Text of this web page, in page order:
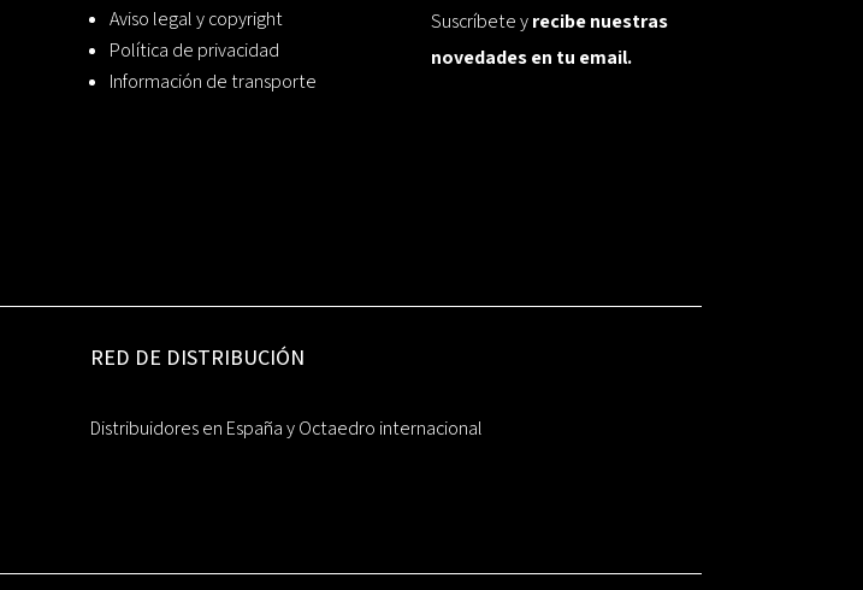
Aviso legal y copyright
Política de privacidad
Información de transporte
Suscríbete yrecibe nuestras
novedades en tu email.
RED DE DISTRIBUCIÓN
Distribuidores en España y Octaedro internacional